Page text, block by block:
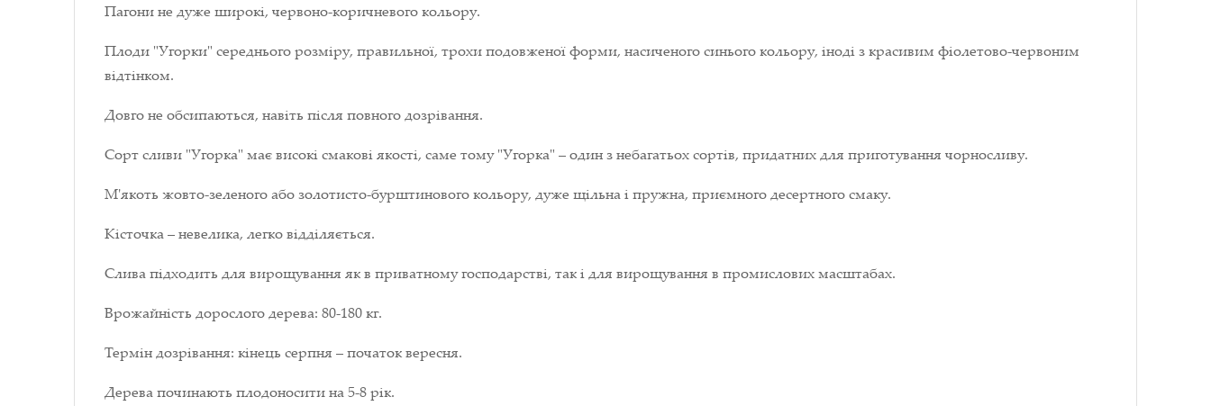
Пагони не дуже широкі, червоно-коричневого кольору.
Плоди "Угорки" середнього розміру, правильної, трохи подовженої форми, насиченого синього кольору, іноді з красивим фіолетово-червоним
відтінком.
Довго не обсипаються, навіть після повного дозрівання.
Сорт сливи "Угорка" має високі смакові якості, саме тому "Угорка" – один з небагатьох сортів, придатних для приготування чорносливу.
М'якоть жовто-зеленого або золотисто-бурштинового кольору, дуже щільна і пружна, приємного десертного смаку.
Кісточка – невелика, легко відділяється.
Слива підходить для вирощування як в приватному господарстві, так і для вирощування в промислових масштабах.
Врожайність дорослого дерева: 80-180 кг.
Термін дозрівання: кінець серпня – початок вересня.
Дерева починають плодоносити на 5-8 рік.